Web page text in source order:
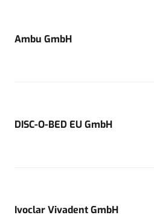
Ambu GmbH
DISC-O-BED EU GmbH
Ivoclar Vivadent GmbH